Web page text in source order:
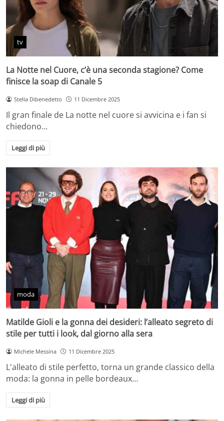
tv
La Notte nel Cuore, c’è una seconda stagione? Come
finisce la soap di Canale 5
Stella Dibenedetto 11 Dicembre 2025
Il gran finale de La notte nel cuore si avvicina e i fan si
chiedono…
Leggi di più
moda
Matilde Gioli e la gonna dei desideri: l’alleato segreto di
stile per tutti i look, dal giorno alla sera
Michele Messina 11 Dicembre 2025
L'alleato di stile perfetto, torna un grande classico della
moda: la gonna in pelle bordeaux…
Leggi di più